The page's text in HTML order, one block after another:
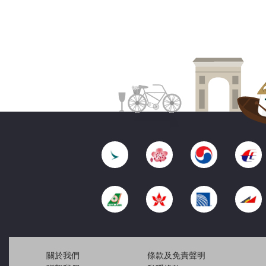
關於我們
條款及免責聲明